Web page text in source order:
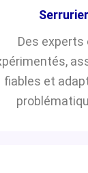
Des
fiables et